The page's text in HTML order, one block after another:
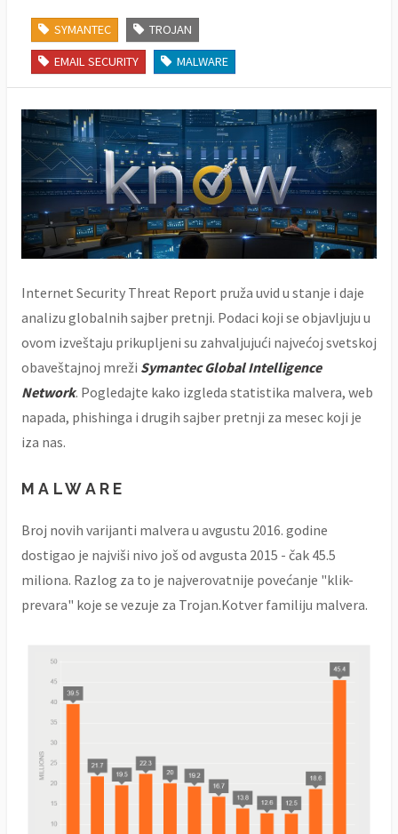
SYMANTEC TROJAN
EMAIL SECURITY MALWARE
Internet Security Threat Report pruža uvid u stanje i daje
analizu globalnih sajber pretnji. Podaci koji se objavljuju u
ovom izveštaju prikupljeni su zahvaljujući najvećoj svetskoj
obaveštajnoj mreži Symantec Global Intelligence
Network. Pogledajte kako izgleda statistika malvera, web
napada, phishinga i drugih sajber pretnji za mesec koji je
iza nas.
MALWARE
Broj novih varijanti malvera u avgustu 2016. godine
dostigao je najviši nivo još od avgusta 2015 - čak 45.5
miliona. Razlog za to je najverovatnije povećanje "klik-
prevara" koje se vezuje za Trojan.Kotver familiju malvera.